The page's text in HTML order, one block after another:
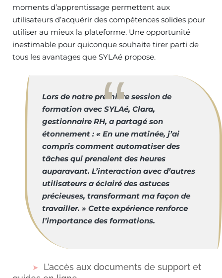
moments d’apprentissage permettent aux
utilisateurs d’acquérir des compétences solides pour
utiliser au mieux la plateforme. Une opportunité
inestimable pour quiconque souhaite tirer parti de
tous les avantages que SYLAé propose.
Lors de notre première session de
formation avec SYLAé, Clara,
gestionnaire RH, a partagé son
étonnement : « En une matinée, j’ai
compris comment automatiser des
tâches qui prenaient des heures
auparavant. L’interaction avec d’autres
utilisateurs a éclairé des astuces
précieuses, transformant ma façon de
travailler. » Cette expérience renforce
l’importance des formations.
L’accès aux documents de support et